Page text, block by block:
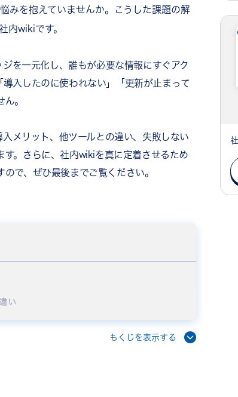
みを抱えていませんか。こうした課題の解
内wikiです。
を一元化し、誰もが必要な情報にすぐアク
入したのに使われない」「更新が止まって
。
メリット、他ツールとの違い、失敗しない
。さらに、社内wikiを真に定着させるため
で、ぜひ最後までご覧ください。
い
もくじを表示する